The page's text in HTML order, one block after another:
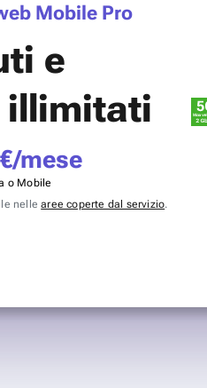
Mobile Pro
e
illimitati
€/mese
o Mobile
nellearee coperte dal servizio.